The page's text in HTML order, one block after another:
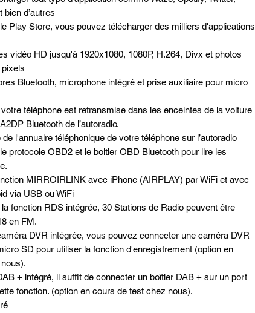
d’autres
Play Store, vous pouvez télécharger des milliers d'applications
vidéo HD jusqu'à 1920x1080, 1080P, H.264, Divx et photos
Bluetooth, microphone intégré et prise auxiliaire pour micro
téléphone est retransmise dans les enceintes de la voiture
Bluetooth de l’autoradio.
l'annuaire téléphonique de votre téléphone sur l’autoradio
protocole OBD2 et le boitier OBD Bluetooth pour lire les
MIRROIRLINK avec iPhone (AIRPLAY) par WiFi et avec
via USB ou WiFi
fonction RDS intégrée, 30 Stations de Radio peuvent être
en FM.
DVR intégrée, vous pouvez connecter une caméra DVR
SD pour utiliser la fonction d'enregistrement (option en
+ intégré, il suffit de connecter un boîtier DAB + sur un port
fonction. (option en cours de test chez nous).